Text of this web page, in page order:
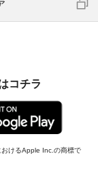
コチラ
けるApple Inc.の商標で